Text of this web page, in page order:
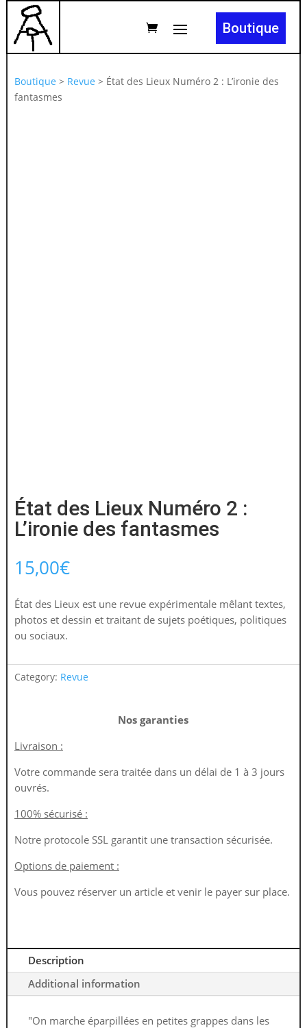
Boutique
Boutique > Revue > État des Lieux Numéro 2 : L’ironie des
fantasmes
État des Lieux Numéro 2 :
L’ironie des fantasmes
15,00€
État des Lieux est une revue expérimentale mêlant textes,
photos et dessin et traitant de sujets poétiques, politiques
ou sociaux.
Category: Revue
Nos garanties
Livraison :
Votre commande sera traitée dans un délai de 1 à 3 jours
ouvrés.
100% sécurisé :
Notre protocole SSL garantit une transaction sécurisée.
Options de paiement :
Vous pouvez réserver un article et venir le payer sur place.
Description
Additional information
"On marche éparpillées en petites grappes dans les